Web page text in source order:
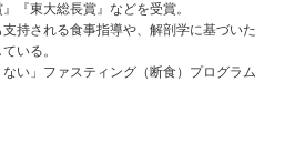
『東大総長賞』などを受賞。
持される食事指導や、解剖学に基づいた
いる。
い」ファスティング（断食）プログラム